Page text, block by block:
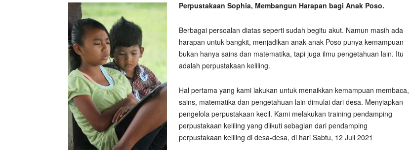
Perpustakaan Sophia, Membangun Harapan bagi Anak Poso.
Berbagai persoalan diatas seperti sudah begitu akut. Namun masih ada
harapan untuk bangkit, menjadikan anak-anak Poso punya kemampuan
bukan hanya sains dan matematika, tapi juga ilmu pengetahuan lain. Itu
adalah perpustakaan keliling.
Hal pertama yang kami lakukan untuk menaikkan kemampuan membaca,
sains, matematika dan pengetahuan lain dimulai dari desa. Menyiapkan
pengelola perpustakaan kecil. Kami melakukan training pendamping
perpustakaan keliling yang diikuti sebagian dari pendamping
perpustakaan keliling di desa-desa, di hari Sabtu, 12 Juli 2021